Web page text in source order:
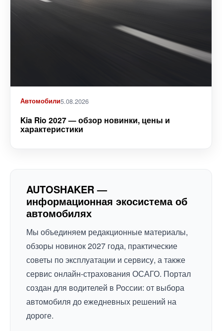
Автомобили5.08.2026
Kia Rio 2027 — обзор новинки, цены и
характеристики
AUTOSHAKER —
информационная экосистема об
автомобилях
Мы объединяем редакционные материалы,
обзоры новинок 2027 года, практические
советы по эксплуатации и сервису, а также
сервис онлайн-страхования ОСАГО. Портал
создан для водителей в России: от выбора
автомобиля до ежедневных решений на
дороге.